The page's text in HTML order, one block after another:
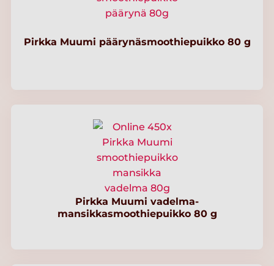
Pirkka Muumi päärynäsmoothiepuikko 80 g
Pirkka Muumi vadelma-
mansikkasmoothiepuikko 80 g